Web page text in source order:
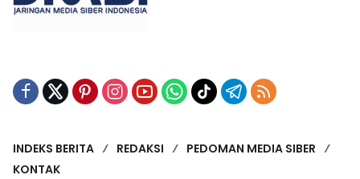
INDEKS BERITA REDAKSI
PEDOMAN MEDIA SIBER
KONTAK